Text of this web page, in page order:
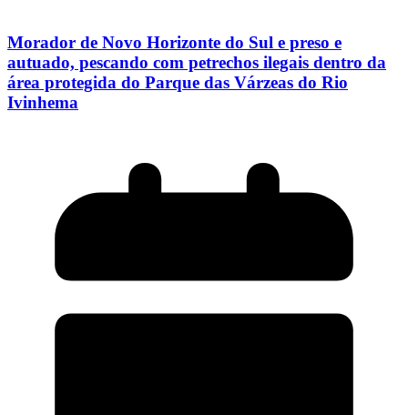
Morador de Novo Horizonte do Sul e preso e
autuado, pescando com petrechos ilegais dentro da
área protegida do Parque das Várzeas do Rio
Ivinhema